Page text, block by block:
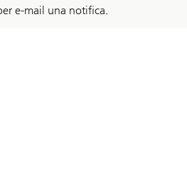
e-mail una notifica.